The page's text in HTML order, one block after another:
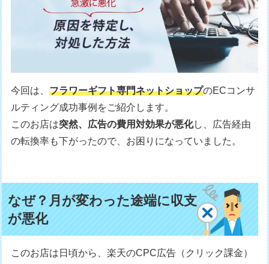
今回は、フラワーギフト専門ネットショップのECコンサ
ルティング成功事例をご紹介します。
このお店は突然、広告の費用対効果が悪化し、広告経由
の転換率も下がったので、お困りになっていました。
なぜ？月が変わった途端に収支
が悪化
このお店は日頃から、楽天のCPC広告（クリック課金）